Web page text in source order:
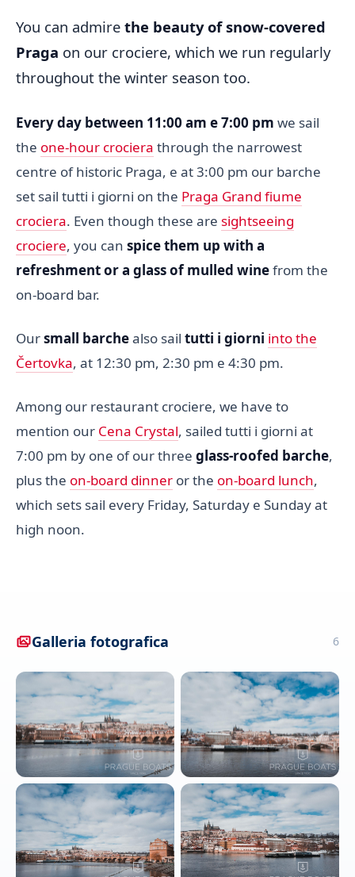
You can admire the beauty of snow-covered
Praga on our crociere, which we run regularly
throughout the winter season too.
Every day between 11:00 am e 7:00 pm we sail
the one-hour crociera through the narrowest
centre of historic Praga, e at 3:00 pm our barche
set sail tutti i giorni on the Praga Grand fiume
crociera. Even though these are sightseeing
crociere, you can spice them up with a
refreshment or a glass of mulled winefrom the
on-board bar.
Oursmall barchealso sail tutti i giorni into the
Čertovka, at 12:30 pm, 2:30 pm e 4:30 pm.
Among our restaurant crociere, we have to
mention our Cena Crystal, sailed tutti i giorni at
7:00 pm by one of our three glass-roofed barche,
plus the on-board dinner or the on-board lunch,
which sets sail every Friday, Saturday e Sunday at
high noon.
Galleria fotografica 6